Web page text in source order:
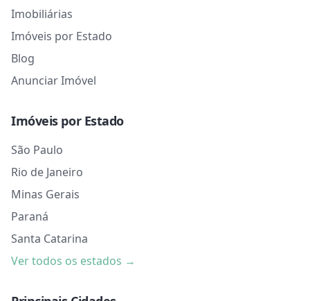
Imobiliárias
Imóveis por Estado
Blog
Anunciar Imóvel
Imóveis por Estado
São Paulo
Rio de Janeiro
Minas Gerais
Paraná
Santa Catarina
Ver todos os estados →